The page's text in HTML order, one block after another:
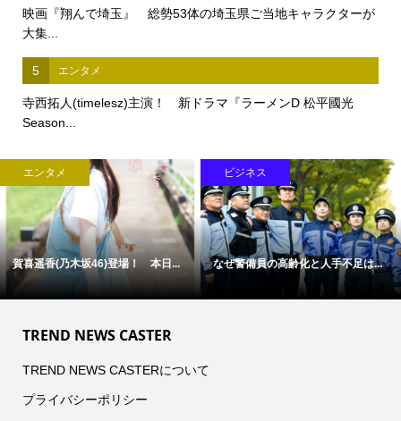
映画『翔んで埼玉』 総勢53体の埼玉県ご当地キャラクターが
大集...
5 エンタメ
寺西拓人(timelesz)主演！ 新ドラマ『ラーメンD 松平國光
Season...
エンタメ
賀喜遥香(乃木坂46)登場！ 本日...
ビジネス
なぜ警備員の高齢化と人手不足は...
TREND NEWS CASTER
TREND NEWS CASTERについて
プライバシーポリシー